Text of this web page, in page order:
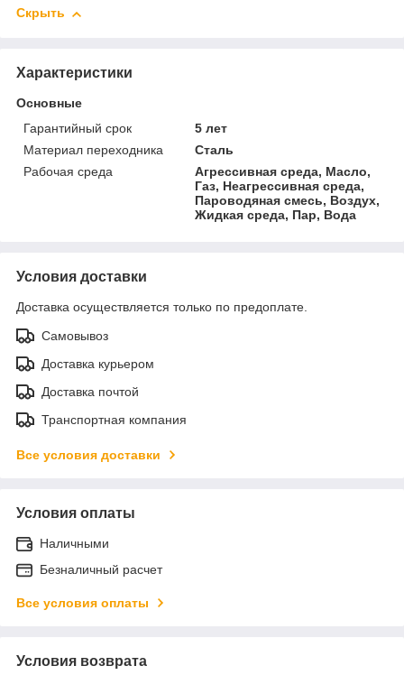
Скрыть
Характеристики
Основные
Гарантийный срок
5 лет
Материал переходника
Сталь
Рабочая среда
Агрессивная среда, Масло,
Газ, Неагрессивная среда,
Пароводяная смесь, Воздух,
Жидкая среда, Пар, Вода
Условия доставки
Доставка осуществляется только по предоплате.
Самовывоз
Доставка курьером
Доставка почтой
Транспортная компания
Все условия доставки
Условия оплаты
Наличными
Безналичный расчет
Все условия оплаты
Условия возврата